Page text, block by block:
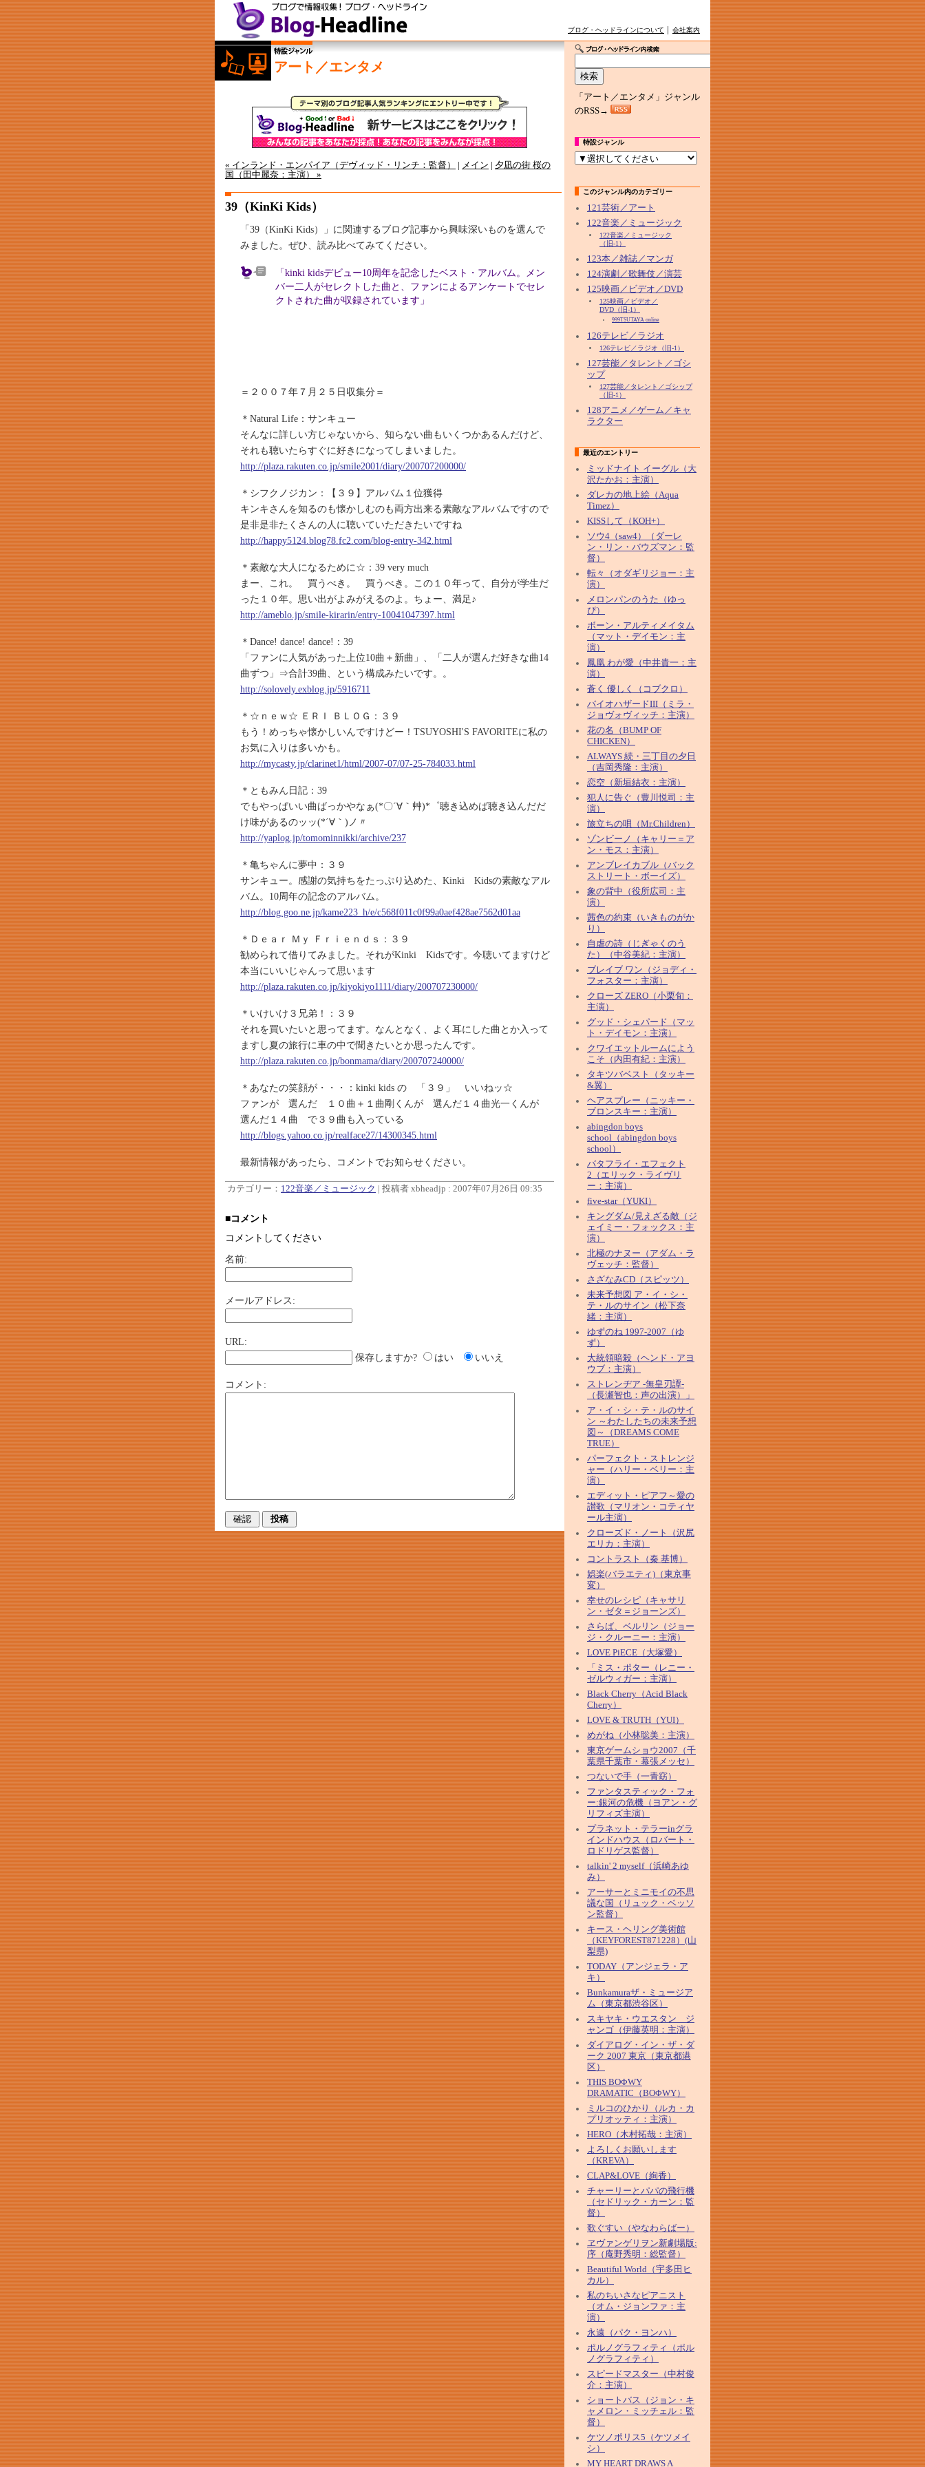
ブログ・ヘッドラインについて 会社案内
アート／エンタメ
« インランド・エンパイア（デヴィッド・リンチ：監督） メイン
夕凪の街 桜の
国（田中麗奈：主演） »
39（KinKi Kids）
「39（KinKi Kids）」に関連するブログ記事から興味深いものを選んで
みました。ぜひ、読み比べてみてください。
「kinki kidsデビュー10周年を記念したベスト・アルバム。メン
バー二人がセレクトした曲と、ファンによるアンケートでセレ
クトされた曲が収録されています」
＝２００７年７月２５日収集分＝
＊Natural Life：サンキュー
そんなに詳しい方じゃないから、知らない曲もいくつかあるんだけど、
それも聴いたらすぐに好きになってしまいました。
http://plaza.rakuten.co.jp/smile2001/diary/200707200000/
＊シフクノジカン：【３９】アルバム１位獲得
キンキさんを知るのも懐かしむのも両方出来る素敵なアルバムですので
是非是非たくさんの人に聴いていただきたいですね
http://happy5124.blog78.fc2.com/blog-entry-342.html
＊素敵な大人になるために☆：39 very much
まー、これ。 買うべき。 買うべき。この１０年って、自分が学生だ
った１０年。思い出がよみがえるのよ。ちょー、満足♪
http://ameblo.jp/smile-kirarin/entry-10041047397.html
＊Dance! dance! dance!：39
「ファンに人気があった上位10曲＋新曲」、「二人が選んだ好きな曲14
曲ずつ」⇒合計39曲、という構成みたいです。。
http://solovely.exblog.jp/5916711
＊☆ｎｅｗ☆ ＥＲＩ ＢＬＯＧ：３９
もう！めっちゃ懐かしいんですけどー！TSUYOSHI'S FAVORITEに私の
お気に入りは多いかも。
http://mycasty.jp/clarinet1/html/2007-07/07-25-784033.html
＊ともみん日記：39
でもやっぱいい曲ばっかやなぁ(*〇´∀｀艸)*゜聴き込めば聴き込んだだ
け味があるのッッ(*´∀｀)ノ〃
http://yaplog.jp/tomominnikki/archive/237
＊亀ちゃんに夢中：３９
サンキュー。感謝の気持ちをたっぷり込めた、Kinki Kidsの素敵なアル
バム。10周年の記念のアルバム。
http://blog.goo.ne.jp/kame223_h/e/c568f011c0f99a0aef428ae7562d01aa
＊Ｄｅａｒ Ｍｙ Ｆｒｉｅｎｄｓ：３９
勧められて借りてみました。それがKinki Kidsです。今聴いてますけど
本当にいいじゃんって思います
http://plaza.rakuten.co.jp/kiyokiyo1111/diary/200707230000/
＊いけいけ３兄弟！：３９
それを買いたいと思ってます。なんとなく、よく耳にした曲とか入って
ますし夏の旅行に車の中で聞きたいとか思ったんです。
http://plaza.rakuten.co.jp/bonmama/diary/200707240000/
＊あなたの笑顔が・・・：kinki kids の 「３９」 いいねッ☆
ファンが 選んだ １０曲＋１曲剛くんが 選んだ１４曲光一くんが
選んだ１４曲 で３９曲も入っている
http://blogs.yahoo.co.jp/realface27/14300345.html
最新情報があったら、コメントでお知らせください。
カテゴリー： 122音楽／ミュージック | 投稿者 xbheadjp : 2007年07月26日 09:35
■コメント
コメントしてください
名前:
メールアドレス:
URL:
保存しますか?
はい いいえ
コメント:
「アート／エンタメ」ジャンル
のRSS→
特設ジャンル
このジャンル内のカテゴリー
121芸術／アート
122音楽／ミュージック
122音楽／ミュージック
（旧-1）
123本／雑誌／マンガ
124演劇／歌舞伎／演芸
125映画／ビデオ／DVD
125映画／ビデオ／
DVD（旧-1）
999TSUTAYA online
126テレビ／ラジオ
126テレビ／ラジオ（旧-1）
127芸能／タレント／ゴシ
ップ
127芸能／タレント／ゴシップ
（旧-1）
128アニメ／ゲーム／キャ
ラクター
最近のエントリー
ミッドナイト イーグル（大
沢たかお：主演）
ダレカの地上絵（Aqua
Timez）
KISSして（KOH+）
ソウ4（saw4）（ダーレ
ン・リン・バウズマン：監
督）
転々（オダギリジョー：主
演）
メロンパンのうた（ゆっ
ぴ）
ボーン・アルティメイタム
（マット・デイモン：主
演）
鳳凰 わが愛（中井貴一：主
演）
蒼く 優しく（コブクロ）
バイオハザードIII（ミラ・
ジョヴォヴィッチ：主演）
花の名（BUMP OF
CHICKEN）
ALWAYS 続・三丁目の夕日
（吉岡秀隆：主演）
恋空（新垣結衣：主演）
犯人に告ぐ（豊川悦司：主
演）
旅立ちの唄（Mr.Children）
ゾンビーノ（キャリー＝ア
ン・モス：主演）
アンブレイカブル（バック
ストリート・ボーイズ）
象の背中（役所広司：主
演）
茜色の約束（いきものがか
り）
自虐の詩（じぎゃくのう
た）（中谷美紀：主演）
ブレイブ ワン（ジョディ・
フォスター：主演）
クローズ ZERO（小栗旬：
主演）
グッド・シェパード（マッ
ト・デイモン：主演）
クワイエットルームによう
こそ（内田有紀：主演）
タキツバベスト（タッキー
&翼）
ヘアスプレー（ニッキー・
ブロンスキー：主演）
abingdon boys
school（abingdon boys
school）
バタフライ・エフェクト
2（エリック・ライヴリ
ー：主演）
five-star（YUKI）
キングダム/見えざる敵（ジ
ェイミー・フォックス：主
演）
北極のナヌー（アダム・ラ
ヴェッチ：監督）
さざなみCD（スピッツ）
未来予想図 ア・イ・シ・
テ・ルのサイン（松下奈
緒：主演）
ゆずのね 1997-2007（ゆ
ず）
大統領暗殺（ヘンド・アヨ
ウブ：主演）
ストレンヂア -無皇刃譚-
（長瀬智也：声の出演）」
ア・イ・シ・テ・ルのサイ
ン ～わたしたちの未来予想
図～（DREAMS COME
TRUE）
パーフェクト・ストレンジ
ャー（ハリー・ベリー：主
演）
エディット・ピアフ～愛の
讃歌（マリオン・コティヤ
ール主演）
クローズド・ノート（沢尻
エリカ：主演）
コントラスト（秦 基博）
娯楽(バラエティ)（東京事
変）
幸せのレシピ（キャサリ
ン・ゼタ＝ジョーンズ）
さらば、ベルリン（ジョー
ジ・クルーニー：主演）
LOVE PiECE（大塚愛）
「ミス・ポター（レニー・
ゼルウィガー：主演）
Black Cherry（Acid Black
Cherry）
LOVE & TRUTH（YUI）
めがね（小林聡美：主演）
東京ゲームショウ2007（千
葉県千葉市・幕張メッセ）
つないで手（一青窈）
ファンタスティック・フォ
ー:銀河の危機（ヨアン・グ
リフィズ主演）
プラネット・テラーinグラ
インドハウス（ロバート・
ロドリゲス監督）
talkin' 2 myself（浜崎あゆ
み）
アーサーとミニモイの不思
議な国（リュック・ベッソ
ン監督）
キース・ヘリング美術館
（KEYFOREST871228）(山
梨県)
TODAY（アンジェラ・ア
キ）
Bunkamuraザ・ミュージア
ム（東京都渋谷区）
スキヤキ・ウエスタン ジ
ャンゴ（伊藤英明：主演）
ダイアログ・イン・ザ・ダ
ーク 2007 東京（東京都港
区）
THIS BOΦWY
DRAMATIC（BOΦWY）
ミルコのひかり（ルカ・カ
プリオッティ：主演）
HERO（木村拓哉：主演）
よろしくお願いします
（KREVA）
CLAP&LOVE（絢香）
チャーリーとパパの飛行機
（セドリック・カーン：監
督）
歌ぐすい（やなわらばー）
ヱヴァンゲリヲン新劇場版:
序（庵野秀明：総監督）
Beautiful World（宇多田ヒ
カル）
私のちいさなピアニスト
（オム・ジョンファ：主
演）
永遠（パク・ヨンハ）
ポルノグラフィティ（ポル
ノグラフィティ）
スピードマスター（中村俊
介：主演）
ショートバス（ジョン・キ
ャメロン・ミッチェル：監
督）
ケツノポリス5（ケツメイ
シ）
MY HEART DRAWS A